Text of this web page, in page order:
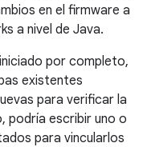
en el firmware a
a nivel de Java.
por completo,
existentes
para verificar la
podría escribir uno o
para vincularlos